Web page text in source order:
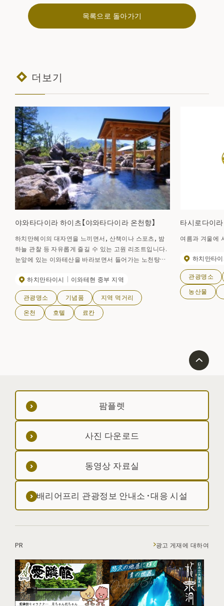
목록으로 돌아가기
더보기
야와타다이라 하이츠【야와타다이라 온천향】
하치만헤이의 대자연을 느끼면서, 산책이나 스포츠, 밤
하늘 관찰 등 자유롭게 즐길 수 있는 고원 리조트입니다.
눈앞에 있는 이와테산을 바라보면서 들어가는 노천탕이
내실 수 있습니다.
하치만타이시 이와테현 중부 지역
관광명소 기념품
지역 먹거리
온천
호텔 료칸
타시로다이
여름과 겨울에
하치만타
관광명소
농산물
팜플렛
사진 다운로드
동영상 자료실
배리어프리 관광정보 안내소·대응 시설
PR 광고 게재에 대하여